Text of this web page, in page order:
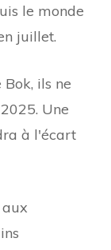
le monde
juillet.
ils ne
Une
à l'écart